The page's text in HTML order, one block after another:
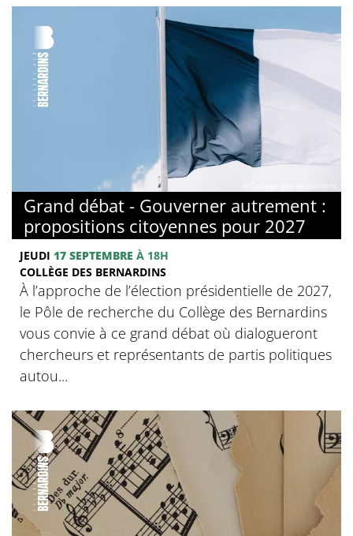
Grand débat - Gouverner autrement :
propositions citoyennes pour 2027
JEUDI 17 SEPTEMBRE À 18H
COLLÈGE DES BERNARDINS
À l’approche de l’élection présidentielle de 2027,
le Pôle de recherche du Collège des Bernardins
vous convie à ce grand débat où dialogueront
chercheurs et représentants de partis politiques
autou...